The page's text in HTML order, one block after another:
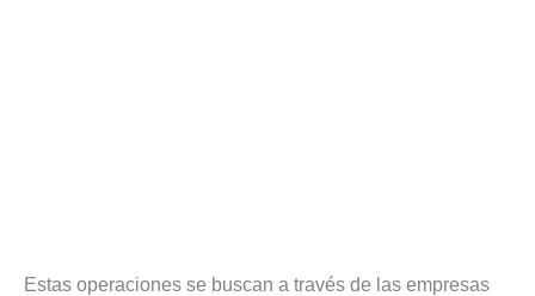
Estas operaciones se buscan a través de las empresas